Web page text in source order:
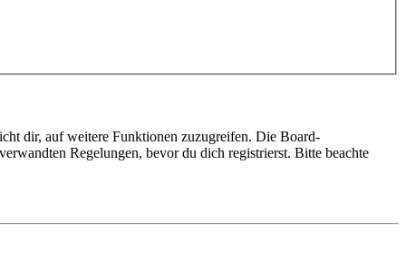
dir, auf weitere Funktionen zuzugreifen. Die Board-
Regelungen, bevor du dich registrierst. Bitte beachte